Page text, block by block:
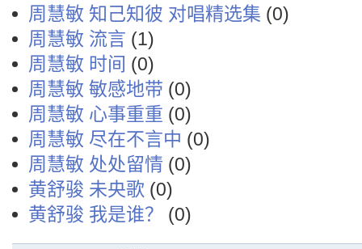
周慧敏 知己知彼 对唱精选集 (0)
周慧敏 流言 (1)
周慧敏 时间 (0)
周慧敏 敏感地带 (0)
周慧敏 心事重重 (0)
周慧敏 尽在不言中 (0)
周慧敏 处处留情 (0)
黄舒骏 未央歌 (0)
黄舒骏 我是谁？
(0)